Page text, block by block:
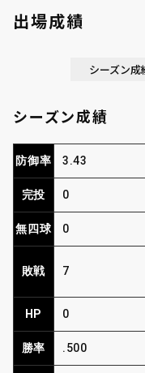
利用規約
運営会社 （別ウィンドウで開
特定商取引法の表示
出場成績
シーズン成
シーズン成績
防御率 3.43
完投 0
無四球 0
敗戦 7
HP 0
勝率 .500